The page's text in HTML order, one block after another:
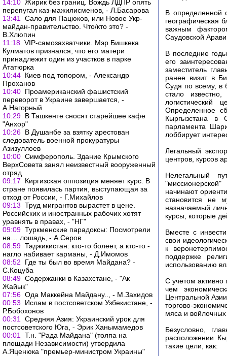
14:10 Жирик без границ. Вождь ЛДПР опять
перепугал каз-мажилисменов, - Л.Басарова
13:41
Сало для Пацюков, или Новое Укр-
майдан-правительство. Что/кто это? -
В.Хлюпин
11:18 VIP-самозахватчики. Мэр Бишкека
Кулматов признался, что его матери
принадлежит один из участков в парке
Ататюрка
10:44 Киев под топором, - Александр
Проханов
10:40 Проамериканский фашистский
переворот в Украине завершается, -
А.Нагорный
10:29 В Ташкенте сносят старейшее кафе
"Анхор"
10:26 В Душанбе за взятку арестован
следователь военной прокуратуры
Азизуллоев
10:00 Симферополь. Здание Крымского
ВерхСовета занял неизвестный вооруженный
отряд
09:17
Киргизская оппозиция меняет курс. В
стране появилась партия, выступающая за
отход от России, - Г.Михайлов
09:13 Труд мигрантов вырастет в цене.
Российских и иностранных рабочих хотят
уравнять в правах, - "НГ"
09:09 Туркменские парадоксы: Посмотрели
на… лошадь, - А.Серов
08:59 Таджикистан: кто-то болеет, а кто-то -
нагло набивает карманы, - Д.Имомов
08:52
Где ты был во время Майдана? -
С.Коцуба
08:49 Содержанки в Казахстане, - "Ак
Жайык"
07:56 Ода Маккейна Майдану.., - М.Захидов
00:53
Ислам в постсоветском Узбекистане, -
Р.Бобохонов
00:31
Средняя Азия: Украинский урок для
постсоветского Юга, - Эрик Ханымамедов
00:01
Т.н. "Рада Майдана" (толпа на
площади Независимости) утвердила
А.Яценюка "премьер-министром Украины"
В определенной
географическая
важным
Саудовской
В последние
его
заместитель
ранее визит в
Судя по всему, в
стало
Определенное
Кыргызстана в
парламента
лоббирует
Легальный
центров, курсов
Нелегальный
начинают
становится не
назначаемый
курсы, которые
Вместе с
свои
к
поддержке
использованию
С учетом активно
чем
Центральной
торгово-
мяса и
Безусловно,
расположении
такие цели, как: